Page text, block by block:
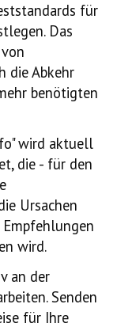
für
Das
die Abkehr
benötigten
wird aktuell
die - für den
Ursachen
wird.
an der
Senden
für Ihre